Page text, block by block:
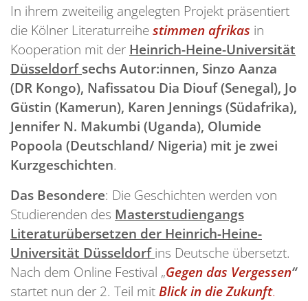
In ihrem zweiteilig angelegten Projekt präsentiert
die Kölner Literaturreihestimmen afrikas in
Kooperation mit der Heinrich-Heine-Universität
Düsseldorfsechs Autor:innen, Sinzo Aanza
(DR Kongo), Nafissatou Dia Diouf (Senegal), Jo
Güstin (Kamerun), Karen Jennings (Südafrika),
Jennifer N. Makumbi (Uganda), Olumide
Popoola (Deutschland/ Nigeria) mit je zwei
Kurzgeschichten.
Das Besondere: Die Geschichten werden von
Studierenden des Masterstudiengangs
Literaturübersetzen der Heinrich-Heine-
Universität Düsseldorfins Deutsche übersetzt.
Nach dem Online Festival „Gegen das Vergessen“
startet nun der 2. Teil mitBlick in die Zukunft.